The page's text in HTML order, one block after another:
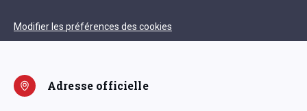
Modifier les préférences des cookies
Adresse officielle